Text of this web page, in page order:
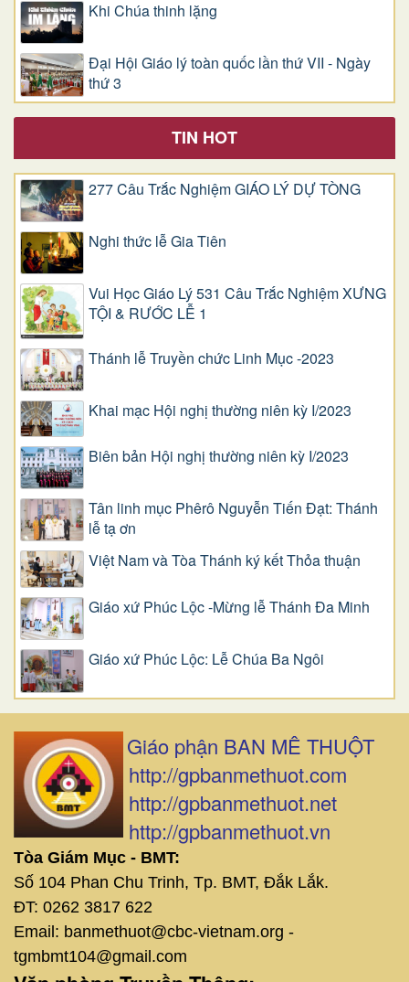
Khi Chúa thinh lặng
Đại Hội Giáo lý toàn quốc lần thứ VII - Ngày
thứ 3
TIN HOT
277 Câu Trắc Nghiệm GIÁO LÝ DỰ TÒNG
Nghi thức lễ Gia Tiên
Vui Học Giáo Lý 531 Câu Trắc Nghiệm XƯNG
TỘI & RƯỚC LỄ 1
Thánh lễ Truyền chức Linh Mục -2023
Khai mạc Hội nghị thường niên kỳ I/2023
Biên bản Hội nghị thường niên kỳ I/2023
Tân linh mục Phêrô Nguyễn Tiến Đạt: Thánh
lễ tạ ơn
Việt Nam và Tòa Thánh ký kết Thỏa thuận
Giáo xứ Phúc Lộc -Mừng lễ Thánh Đa Minh
Giáo xứ Phúc Lộc: Lễ Chúa Ba Ngôi
Giáo phận BAN MÊ THUỘT
http://gpbanmethuot.com
http://gpbanmethuot.net
http://gpbanmethuot.vn
Tòa Giám Mục - BMT:
Số 104 Phan Chu Trinh, Tp. BMT, Đắk Lắk.
ĐT: 0262 3817 622
Email: banmethuot@cbc-vietnam.org -
tgmbmt104@gmail.com